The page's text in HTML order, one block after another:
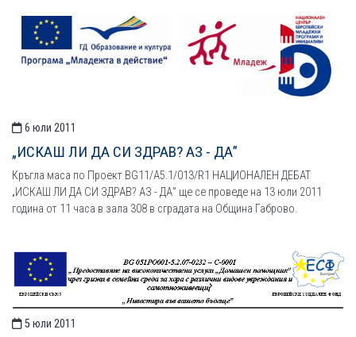
6 юли 2011
„ИСКАШ ЛИ ДА СИ ЗДРАВ? АЗ - ДА”
Кръгла маса по Проект BG11/A5.1/013/R1 НАЦИОНАЛЕН ДЕБАТ
„ИСКАШ ЛИ ДА СИ ЗДРАВ? АЗ - ДА” ще се проведе на 13 юли 2011
година от 11 часа в зала 308 в сградата на Община Габрово.
5 юли 2011